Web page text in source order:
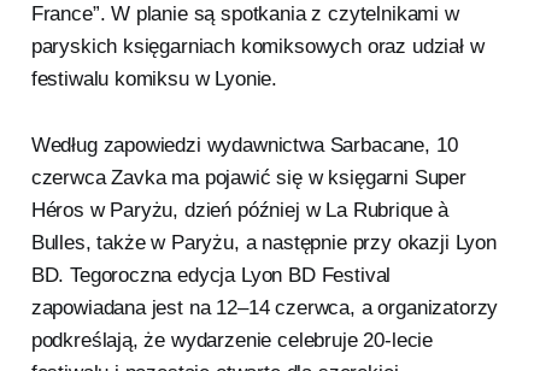
France”. W planie są spotkania z czytelnikami w
paryskich księgarniach komiksowych oraz udział w
festiwalu komiksu w Lyonie.
Według zapowiedzi wydawnictwa Sarbacane, 10
czerwca Zavka ma pojawić się w księgarni Super
Héros w Paryżu, dzień później w La Rubrique à
Bulles, także w Paryżu, a następnie przy okazji Lyon
BD. Tegoroczna edycja Lyon BD Festival
zapowiadana jest na 12–14 czerwca, a organizatorzy
podkreślają, że wydarzenie celebruje 20-lecie